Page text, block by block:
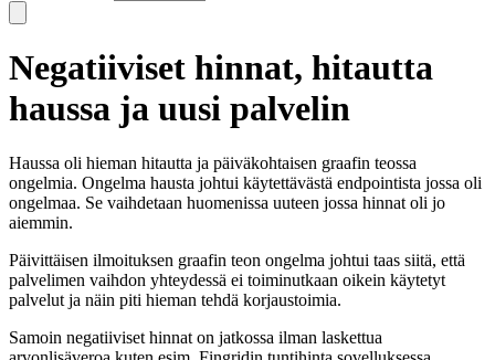
Negatiiviset hinnat, hitautta
haussa ja uusi palvelin
Haussa oli hieman hitautta ja päiväkohtaisen graafin teossa
ongelmia. Ongelma hausta johtui käytettävästä endpointista jossa oli
ongelmaa. Se vaihdetaan huomenissa uuteen jossa hinnat oli jo
aiemmin.
Päivittäisen ilmoituksen graafin teon ongelma johtui taas siitä, että
palvelimen vaihdon yhteydessä ei toiminutkaan oikein käytetyt
palvelut ja näin piti hieman tehdä korjaustoimia.
Samoin negatiiviset hinnat on jatkossa ilman laskettua